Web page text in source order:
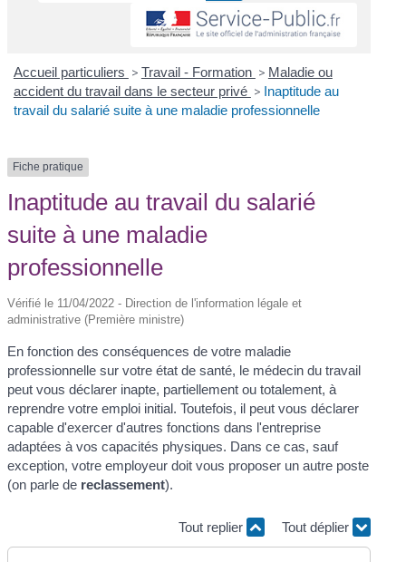
Accueil particuliers > Travail - Formation > Maladie ou
accident du travail dans le secteur privé > Inaptitude au
travail du salarié suite à une maladie professionnelle
Fiche pratique
Inaptitude au travail du salarié
suite à une maladie
professionnelle
Vérifié le 11/04/2022 - Direction de l'information légale et
administrative (Première ministre)
En fonction des conséquences de votre maladie
professionnelle sur votre état de santé, le médecin du travail
peut vous déclarer inapte, partiellement ou totalement, à
reprendre votre emploi initial. Toutefois, il peut vous déclarer
capable d'exercer d'autres fonctions dans l'entreprise
adaptées à vos capacités physiques. Dans ce cas, sauf
exception, votre employeur doit vous proposer un autre poste
(on parle de reclassement).
Tout replier Tout déplier